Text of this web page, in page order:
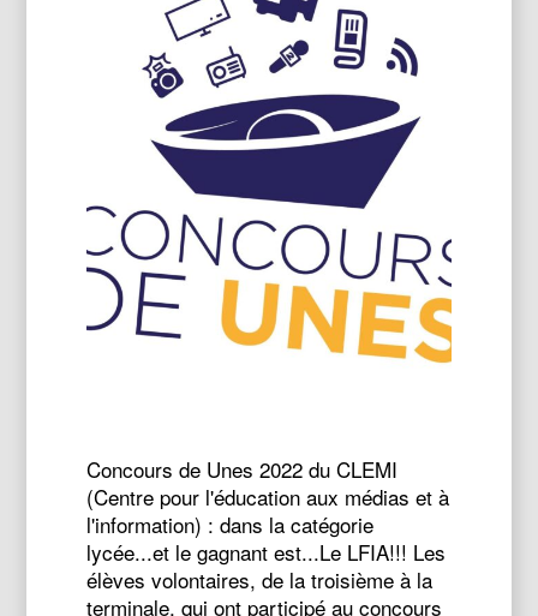
Concours de Unes 2022 du CLEMI
(Centre pour l'éducation aux médias et à
l'information) : dans la catégorie
lycée...et le gagnant est...Le LFIA!!! Les
élèves volontaires, de la troisième à la
terminale, qui ont participé au concours